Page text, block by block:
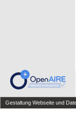
Gestaltung Webseite und